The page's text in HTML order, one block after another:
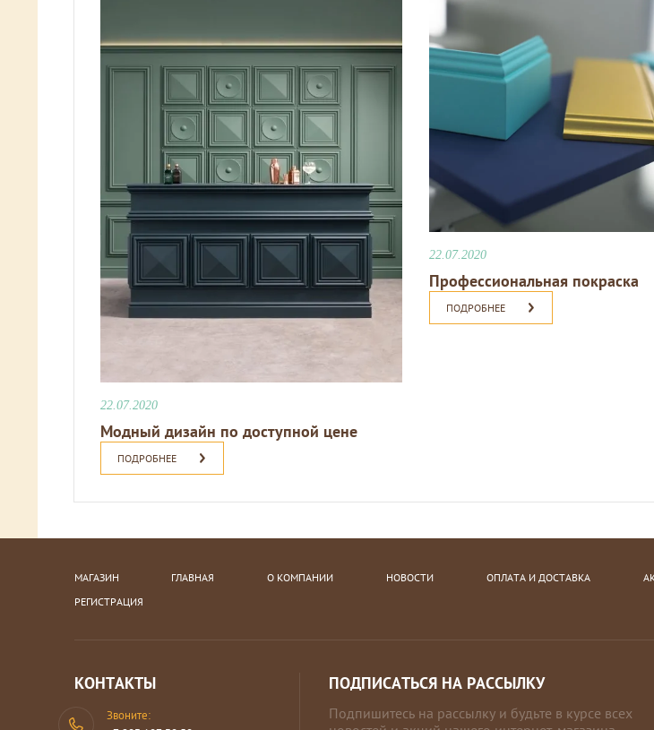
22.07.2020
Модный дизайн по доступной цене
ПОДРОБНЕЕ
22.07.2020
Профессиональная покраска
ПОДРОБНЕЕ
МАГАЗИН ГЛАВНАЯ О КОМПАНИИ НОВОСТИ ОПЛАТА И ДОСТАВКА
РЕГИСТРАЦИЯ
КОНТАКТЫ
Звоните:
ПОДПИСАТЬСЯ НА РАССЫЛКУ
Подпишитесь на рассылку и будьте в курсе всех